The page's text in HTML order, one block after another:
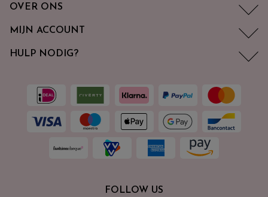
OVER ONS
MIJN ACCOUNT
HULP NODIG?
FOLLOW US